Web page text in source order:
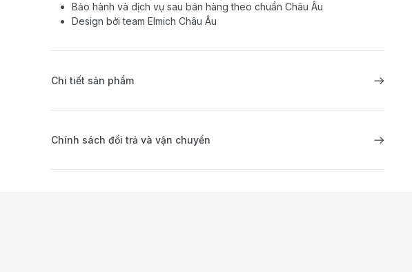
Bảo hành và dịch vụ sau bán hàng theo chuẩn Châu Âu
Design bởi team Elmich Châu Âu
Chi tiết sản phẩm
Chính sách đổi trả và vận chuyển